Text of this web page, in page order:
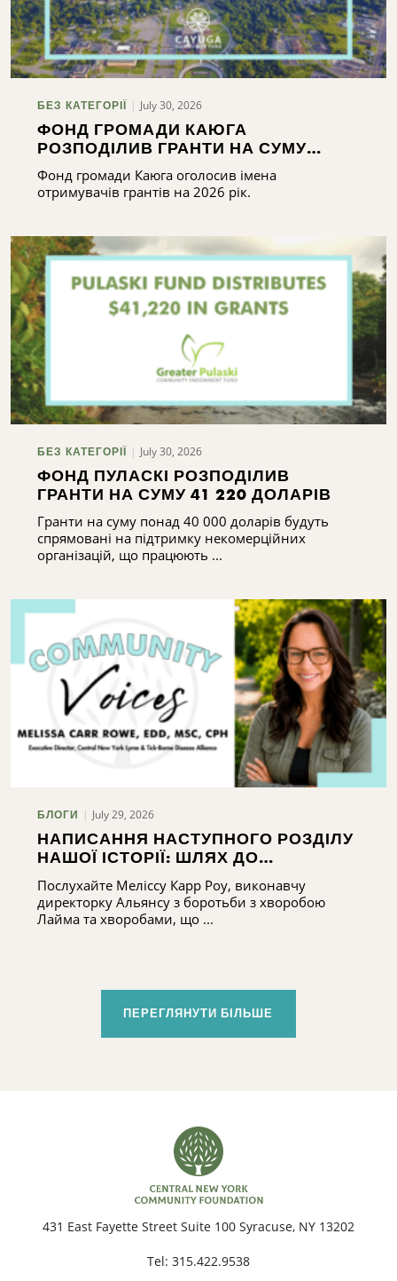
БЕЗ КАТЕГОРІЇ July 30, 2026
ФОНД ГРОМАДИ КАЮГА
РОЗПОДІЛИВ ГРАНТИ НА СУМУ
ПОНАД 165 000 ДОЛАРІВ
Фонд громади Каюга оголосив імена
отримувачів грантів на 2026 рік.
БЕЗ КАТЕГОРІЇ July 30, 2026
ФОНД ПУЛАСКІ РОЗПОДІЛИВ
ГРАНТИ НА СУМУ 41 220 ДОЛАРІВ
Гранти на суму понад 40 000 доларів будуть
спрямовані на підтримку некомерційних
організацій, що працюють ...
БЛОГИ July 29, 2026
НАПИСАННЯ НАСТУПНОГО РОЗДІЛУ
НАШОЇ ІСТОРІЇ: ШЛЯХ ДО
РОЗБУДОВИ ПОТЕНЦІАЛУ АЛЬЯНСУ
З БОРОТЬБИ З ХВОРОБОЮ ЛАЙМА
ТА ХВОРОБАМИ, ЩО ПЕРЕДАЮТЬСЯ
КЛІЩАМИ, У ЦЕНТРАЛЬНОМУ НЬЮ-
Послухайте Меліссу Карр Роу, виконавчу
директорку Альянсу з боротьби з хворобою
Лайма та хворобами, що ...
ПЕРЕГЛЯНУТИ БІЛЬШЕ
431 East Fayette Street Suite 100 Syracuse, NY 13202
Tel: 315.422.9538